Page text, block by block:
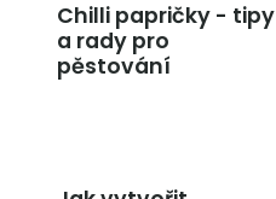
Chilli papričky - tipy
a rady pro
pěstování